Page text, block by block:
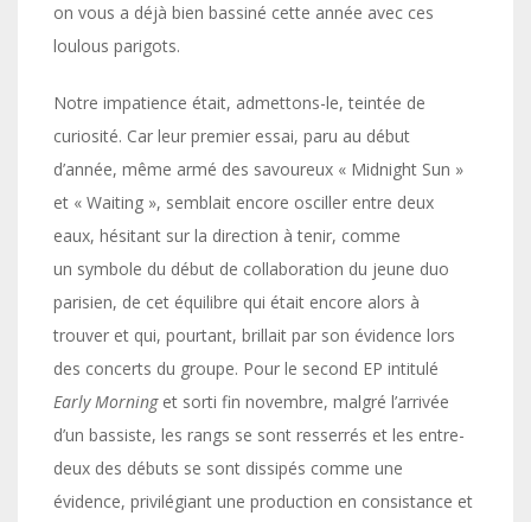
on vous a déjà bien bassiné cette année avec ces
loulous parigots.
Notre impatience était, admettons-le, teintée de
curiosité. Car leur premier essai, paru au début
d’année, même armé des savoureux « Midnight Sun »
et « Waiting », semblait encore osciller entre deux
eaux, hésitant sur la direction à tenir, comme
un symbole du début de collaboration du jeune duo
parisien, de cet équilibre qui était encore alors à
trouver et qui, pourtant, brillait par son évidence lors
des concerts du groupe. Pour le second EP intitulé
Early Morninget sorti fin novembre, malgré l’arrivée
d’un bassiste, les rangs se sont resserrés et les entre-
deux des débuts se sont dissipés comme une
évidence, privilégiant une production en consistance et